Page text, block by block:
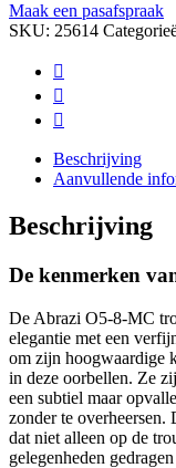
Maak een pasafspraak
SKU: 25614
Beschrijving
Aanvullende
Beschrijving
De kenmerken
De Abrazi O5-8-MC
elegantie met een
om zijn hoogwaardige
in deze oorbellen. Ze
een subtiel maar
zonder te
dat niet alleen op de
gelegenheden